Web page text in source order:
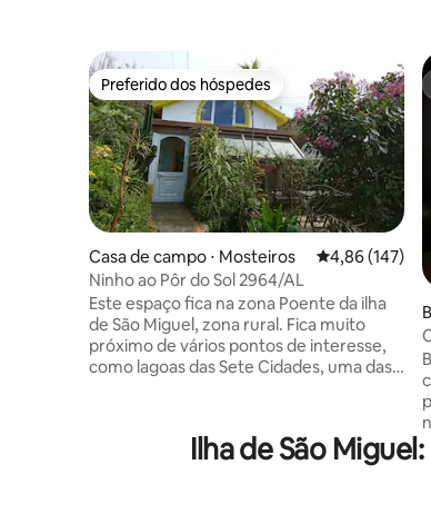
Preferido dos hóspedes
Preferido dos hóspedes
Casa de campo ⋅ Mosteiros 4,86 de uma
4,86 (147)
Ninho ao Pôr do Sol 2964/AL
Este espaço fica na zona Poente da ilha
de São Miguel, zona rural. Fica muito
próximo de vários pontos de interesse,
como lagoas das Sete Cidades, uma das 7
onde pode tomar banho de água quente
Ilha de São